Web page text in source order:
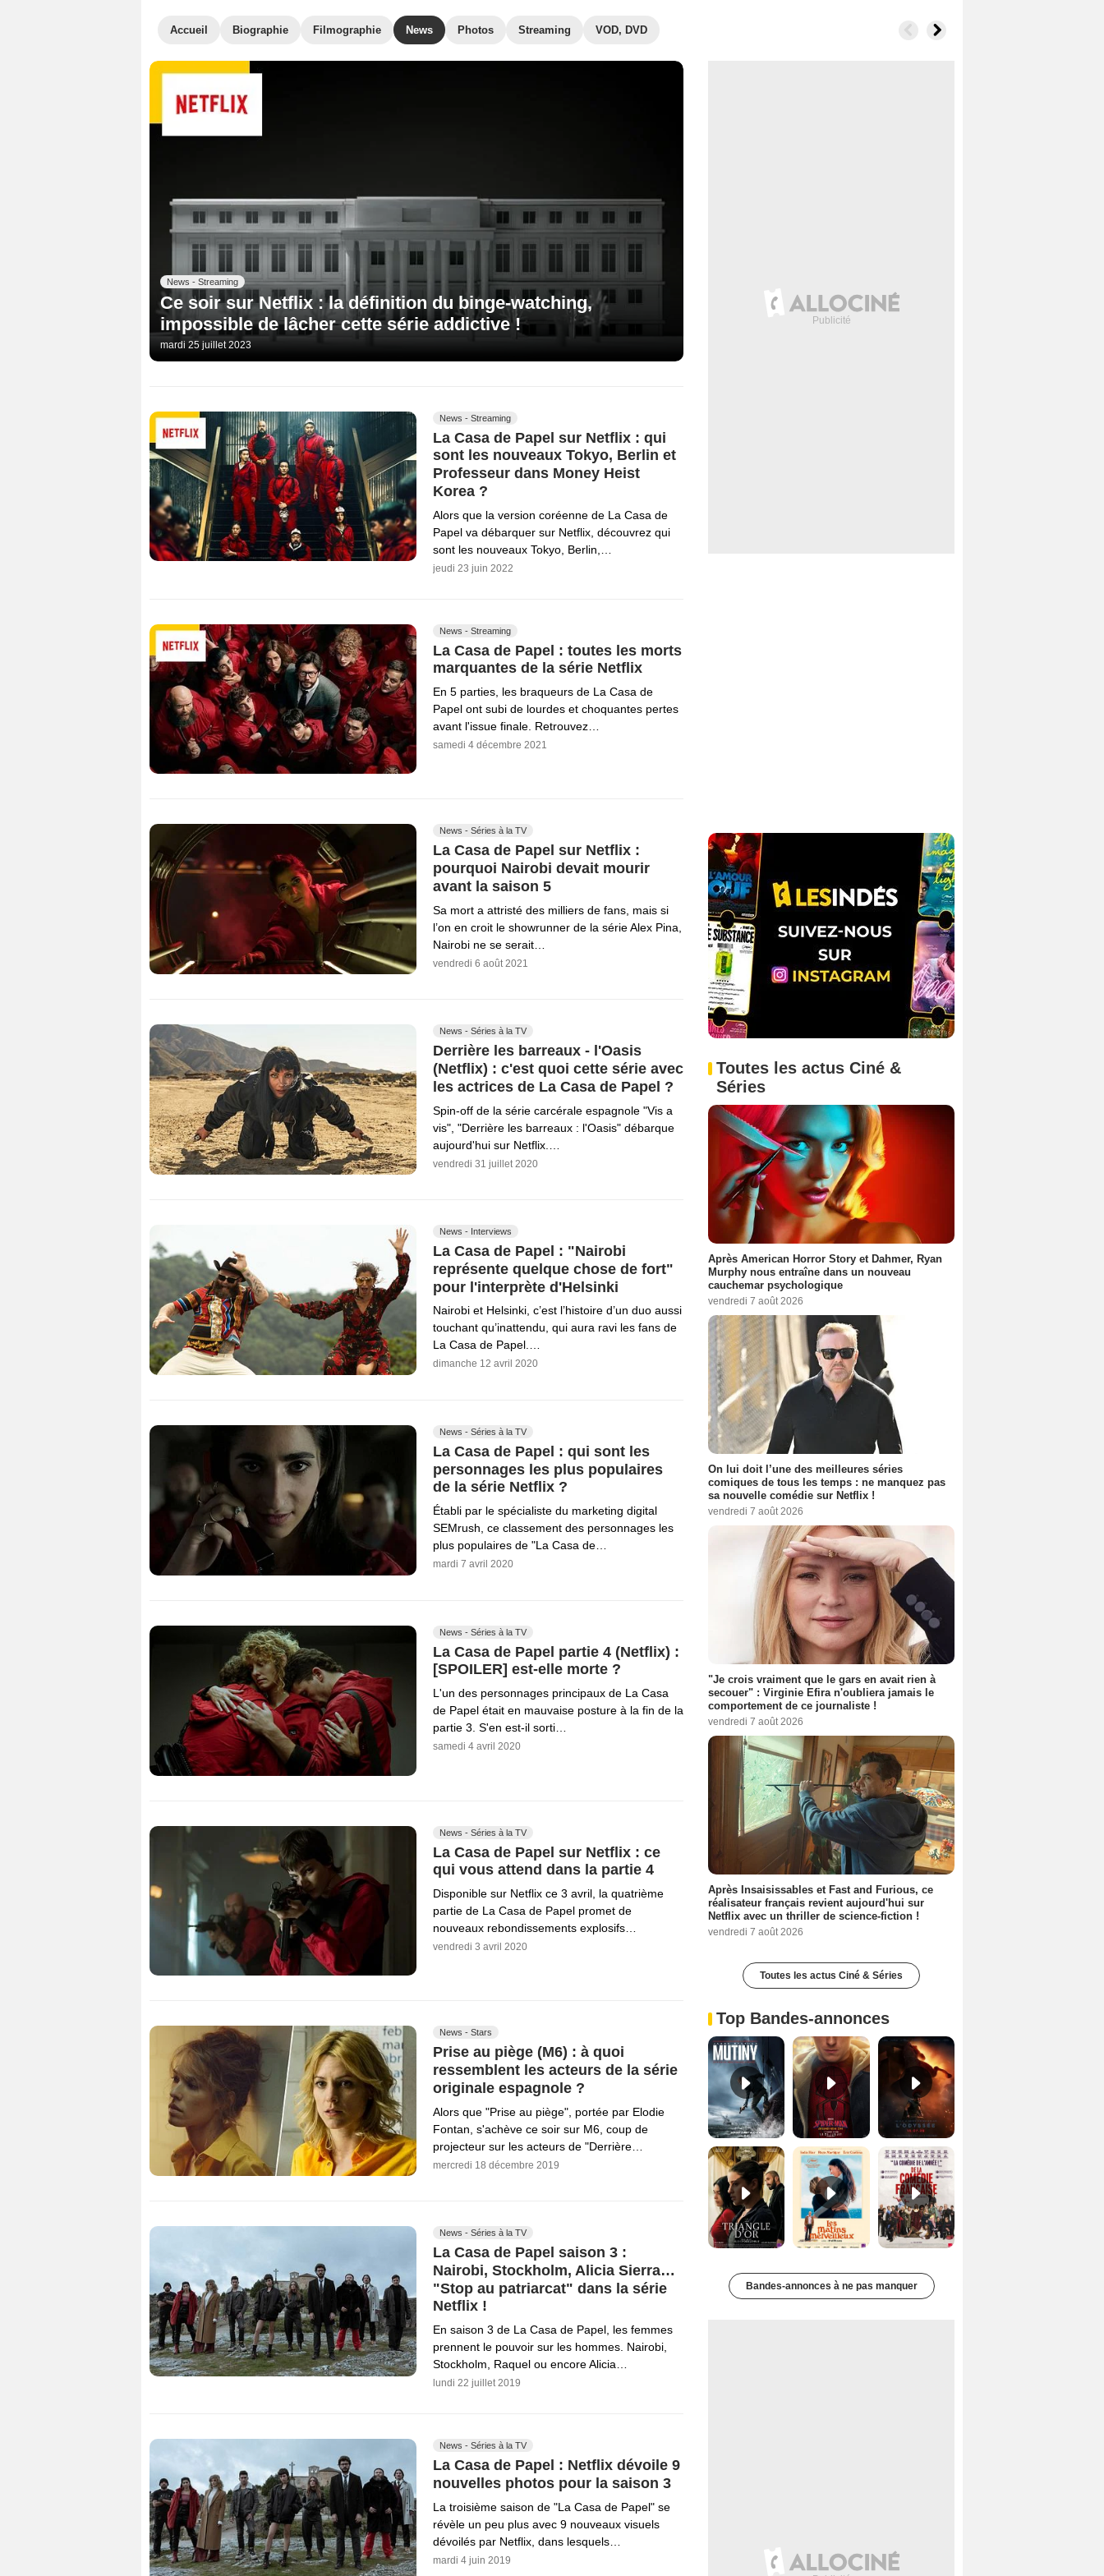
Accueil Biographie Filmographie News Photos Streaming VOD, DVD
News - Streaming
Ce soir sur Netflix : la définition du binge-watching,
impossible de lâcher cette série addictive !
mardi 25 juillet 2023
News - Streaming
La Casa de Papel sur Netflix : qui
sont les nouveaux Tokyo, Berlin et
Professeur dans Money Heist
Korea ?
Alors que la version coréenne de La Casa de
Papel va débarquer sur Netflix, découvrez qui
sont les nouveaux Tokyo, Berlin,…
jeudi 23 juin 2022
News - Streaming
La Casa de Papel : toutes les morts
marquantes de la série Netflix
En 5 parties, les braqueurs de La Casa de
Papel ont subi de lourdes et choquantes pertes
avant l'issue finale. Retrouvez…
samedi 4 décembre 2021
News - Séries à la TV
La Casa de Papel sur Netflix :
pourquoi Nairobi devait mourir
avant la saison 5
Sa mort a attristé des milliers de fans, mais si
l’on en croit le showrunner de la série Alex Pina,
Nairobi ne se serait…
vendredi 6 août 2021
News - Séries à la TV
Derrière les barreaux - l'Oasis
(Netflix) : c'est quoi cette série avec
les actrices de La Casa de Papel ?
Spin-off de la série carcérale espagnole "Vis a
vis", "Derrière les barreaux : l'Oasis" débarque
aujourd'hui sur Netflix.…
vendredi 31 juillet 2020
News - Interviews
La Casa de Papel : "Nairobi
représente quelque chose de fort"
pour l'interprète d'Helsinki
Nairobi et Helsinki, c’est l’histoire d’un duo aussi
touchant qu’inattendu, qui aura ravi les fans de
La Casa de Papel.…
dimanche 12 avril 2020
News - Séries à la TV
La Casa de Papel : qui sont les
personnages les plus populaires
de la série Netflix ?
Établi par le spécialiste du marketing digital
SEMrush, ce classement des personnages les
plus populaires de "La Casa de…
mardi 7 avril 2020
News - Séries à la TV
La Casa de Papel partie 4 (Netflix) :
[SPOILER] est-elle morte ?
L'un des personnages principaux de La Casa
de Papel était en mauvaise posture à la fin de la
partie 3. S'en est-il sorti…
samedi 4 avril 2020
News - Séries à la TV
La Casa de Papel sur Netflix : ce
qui vous attend dans la partie 4
Disponible sur Netflix ce 3 avril, la quatrième
partie de La Casa de Papel promet de
nouveaux rebondissements explosifs…
vendredi 3 avril 2020
News - Stars
Prise au piège (M6) : à quoi
ressemblent les acteurs de la série
originale espagnole ?
Alors que "Prise au piège", portée par Elodie
Fontan, s'achève ce soir sur M6, coup de
projecteur sur les acteurs de "Derrière…
mercredi 18 décembre 2019
News - Séries à la TV
La Casa de Papel saison 3 :
Nairobi, Stockholm, Alicia Sierra…
"Stop au patriarcat" dans la série
Netflix !
En saison 3 de La Casa de Papel, les femmes
prennent le pouvoir sur les hommes. Nairobi,
Stockholm, Raquel ou encore Alicia…
lundi 22 juillet 2019
News - Séries à la TV
La Casa de Papel : Netflix dévoile 9
nouvelles photos pour la saison 3
La troisième saison de "La Casa de Papel" se
révèle un peu plus avec 9 nouveaux visuels
dévoilés par Netflix, dans lesquels…
mardi 4 juin 2019
Toutes les actus Ciné &
Séries
Après American Horror Story et Dahmer, Ryan
Murphy nous entraîne dans un nouveau
cauchemar psychologique
vendredi 7 août 2026
On lui doit l’une des meilleures séries
comiques de tous les temps : ne manquez pas
sa nouvelle comédie sur Netflix !
vendredi 7 août 2026
"Je crois vraiment que le gars en avait rien à
secouer" : Virginie Efira n'oubliera jamais le
comportement de ce journaliste !
vendredi 7 août 2026
Après Insaisissables et Fast and Furious, ce
réalisateur français revient aujourd'hui sur
Netflix avec un thriller de science-fiction !
vendredi 7 août 2026
Toutes les actus Ciné & Séries
Top Bandes-annonces
Mutiny Bande-annonce VO STFR Spider-Man: Brand New Day Bande-annonce VO STFR
Le Triangle d'or Bande-annonce VF De la Comédie-Française Teaser VF
Bandes-annonces à ne pas manquer